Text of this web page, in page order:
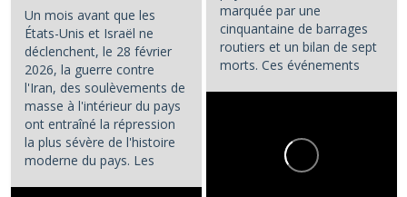
marquée par une
cinquantaine de barrages
routiers et un bilan de sept
morts. Ces événements
Un mois avant que les
États-Unis et Israël ne
déclenchent, le 28 février
2026, la guerre contre
l'Iran, des soulèvements de
masse à l'intérieur du pays
ont entraîné la répression
la plus sévère de l'histoire
moderne du pays. Les